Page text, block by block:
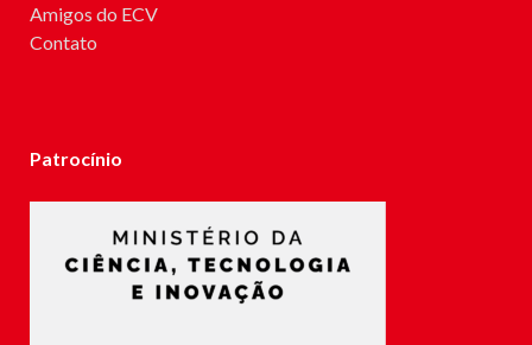
Amigos do ECV
Contato
Patrocínio